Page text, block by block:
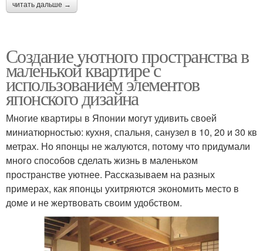
читать дальше →
Создание уютного пространства в
маленькой квартире с
использованием элементов
японского дизайна
Многие квартиры в Японии могут удивить своей
миниатюрностью: кухня, спальня, санузел в 10, 20 и 30 кв
метрах. Но японцы не жалуются, потому что придумали
много способов сделать жизнь в маленьком
пространстве уютнее. Рассказываем на разных
примерах, как японцы ухитряются экономить место в
доме и не жертвовать своим удобством.